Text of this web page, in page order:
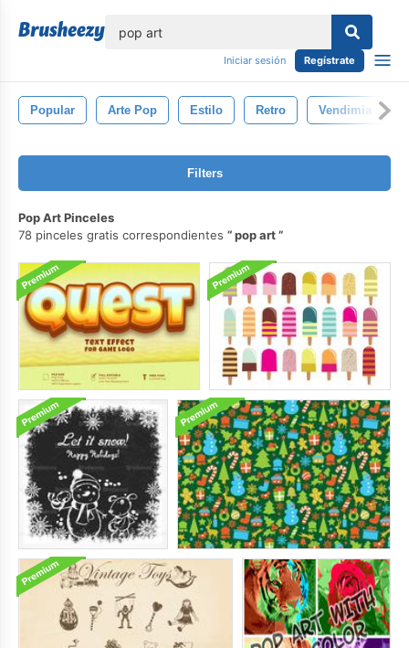
Iniciar sesión Regístrate
Popular Arte Pop Estilo Retro Vendimia
Filters
Pop Art Pinceles
78 pinceles gratis correspondientes
pop art